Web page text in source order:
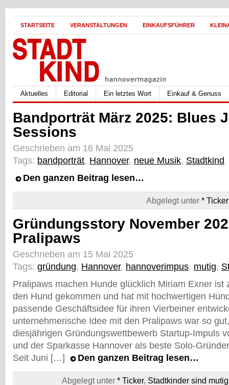
STARTSEITE VERANSTALTUNGEN EINKAUFSFÜHRER
Aktuelles Editorial Ein letztes Wort Einkauf & Genuss
Bandporträt März 2025: Blues
Sessions
Geschrieben am 16 Mai 2025
Tags: bandporträt, Hannover, neue Musik, Stadtkind
Den ganzen Beitrag lesen…
Abgelegt unter * Ticker
Gründungsstory November
Pralipaws
Geschrieben am 15 Mai 2025
Tags: gründung, Hannover, hannoverimpus, mutig,
Pralipaws machen Hunde glücklich Miriam Exner ist
den Hund gekommen und hat mit hochwertigen
passende Geschäftsidee für ihren Vierbeiner
unternehmerische Idee mit den Pralipaws war so
diesjährigen Gründungswettbewerb Startup-Impuls
und der Sparkasse Hannover als beste Solo-
Seit Juni […]
Den ganzen Beitrag lesen…
Abgelegt unter * Ticker, Stadtkinder sind mutig